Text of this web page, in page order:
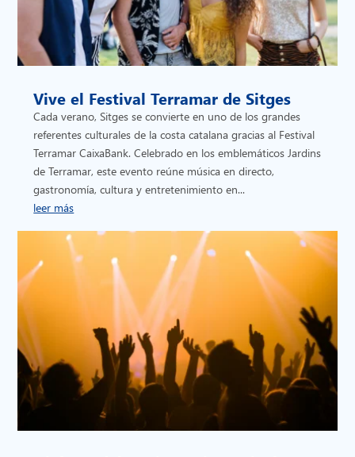
Vive el Festival Terramar de Sitges
Cada verano, Sitges se convierte en uno de los grandes
referentes culturales de la costa catalana gracias al Festival
Terramar CaixaBank. Celebrado en los emblemáticos Jardins
de Terramar, este evento reúne música en directo,
gastronomía, cultura y entretenimiento en...
leer más